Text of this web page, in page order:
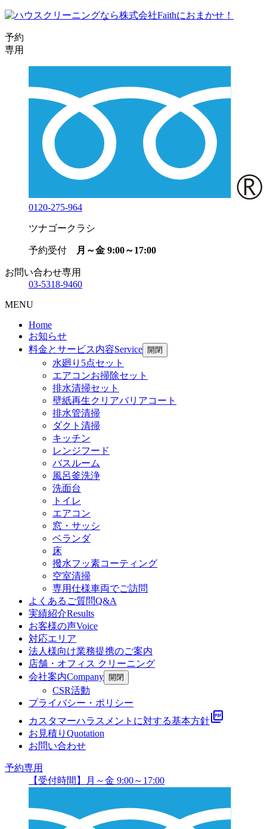
予約
専用
0120-275-964
ツナゴークラシ
予約受付 月～金 9:00～17:00
お問い合わせ専用
03-5318-9460
MENU
Home
お知らせ
料金とサービス内容Service 開閉
水廻り5点セット
エアコンお掃除セット
排水清掃セット
壁紙再生クリアバリアコート
排水管清掃
ダクト清掃
キッチン
レンジフード
バスルーム
風呂釜洗浄
洗面台
トイレ
エアコン
窓・サッシ
ベランダ
床
撥水フッ素コーティング
空室清掃
専用仕様車両でご訪問
よくあるご質問Q&A
実績紹介Results
お客様の声Voice
対応エリア
法人様向け業務提携のご案内
店舗・オフィス クリーニング
会社案内Company 開閉
CSR活動
プライバシー・ポリシー
カスタマーハラスメントに対する基本方針picture_as_pdf
お見積り Quotation
お問い合わせ
予約専用
【受付時間】月～金 9:00～17:00